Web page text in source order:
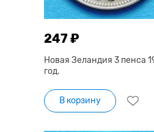
247 ₽
Новая Зеландия 3 пенса
год.
В корзину